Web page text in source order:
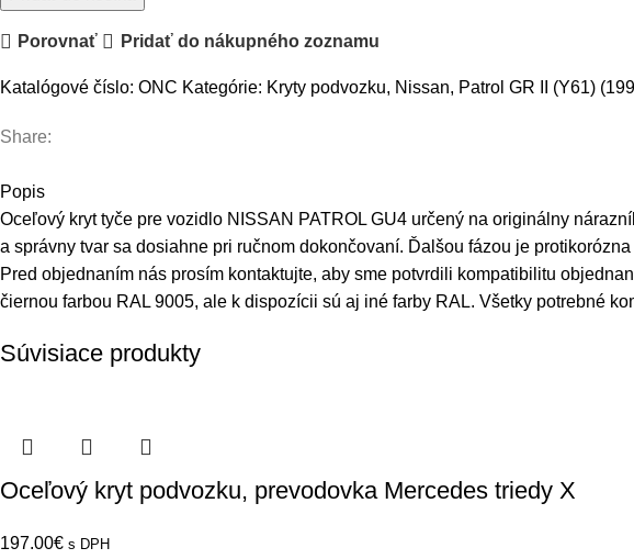
PATROL
ORIGINÁLNY
Porovnať Pridať do nákupného zoznamu
Katalógové číslo: ONC Kategórie: Kryty podvozku, Nissan, Patrol GR II (Y61)
Share:
Popis
Oceľový kryt tyče pre vozidlo NISSAN PATROL GU4 určený na originálny
a správny tvar sa dosiahne pri ručnom dokončovaní. Ďalšou fázou je
Pred objednaním nás prosím kontaktujte, aby sme potvrdili kompatibilitu
čiernou farbou RAL 9005, ale k dispozícii sú aj iné farby RAL. Všetky potrebné
Súvisiace produkty
Oceľový kryt podvozku, prevodovka Mercedes triedy X
197.00€ s DPH